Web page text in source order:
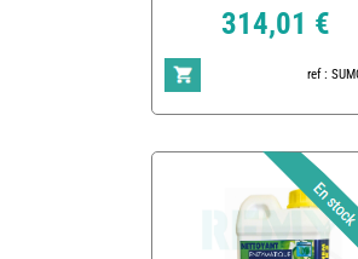
314,01 €
ref :